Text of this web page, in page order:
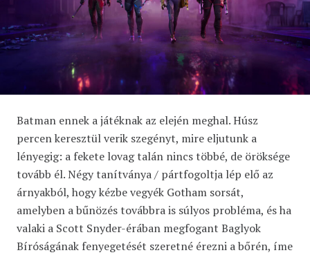
Batman ennek a játéknak az elején meghal. Húsz
percen keresztül verik szegényt, mire eljutunk a
lényegig: a fekete lovag talán nincs többé, de öröksége
tovább él. Négy tanítványa / pártfogoltja lép elő az
árnyakból, hogy kézbe vegyék Gotham sorsát,
amelyben a bűnözés továbbra is súlyos probléma, és ha
valaki a Scott Snyder-érában megfogant Baglyok
Bíróságának fenyegetését szeretné érezni a bőrén, íme